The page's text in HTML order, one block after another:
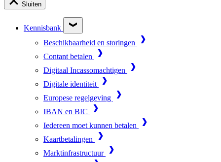
Sluiten
Kennisbank
Beschikbaarheid en storingen
Contant betalen
Digitaal Incassomachtigen
Digitale identiteit
Europese regelgeving
IBAN en BIC
Iedereen moet kunnen betalen
Kaartbetalingen
Marktinfrastructuur